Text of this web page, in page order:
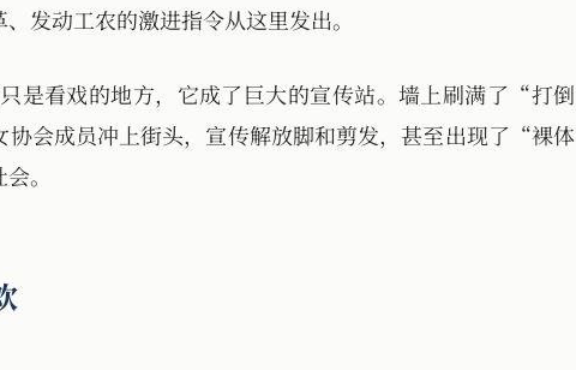
发动工农的激进指令从这里发出。
是看戏的地方，它成了巨大的宣传站。墙上刷满了“打倒
会成员冲上街头，宣传解放脚和剪发，甚至出现了“裸体
。